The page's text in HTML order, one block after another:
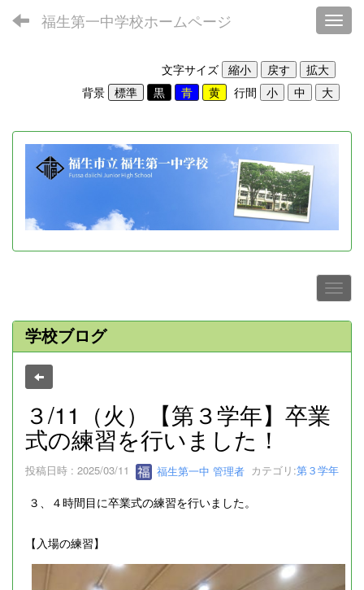
福生第一中学校ホームページ
文字サイズ
背景
行間
学校ブログ
３/11（火）【第３学年】卒業
式の練習を行いました！
投稿日時 : 2025/03/11 福生第一中 管理者 カテゴリ:第３学年
３、４時間目に卒業式の練習を行いました。
【入場の練習】